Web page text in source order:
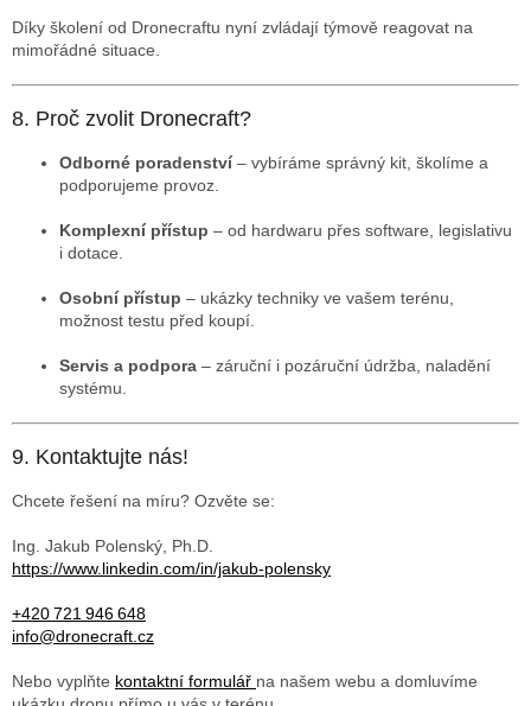
Díky školení od Dronecraftu nyní zvládají týmově reagovat na
mimořádné situace.
8. Proč zvolit Dronecraft?
Odborné poradenství– vybíráme správný kit, školíme a
podporujeme provoz.
Komplexní přístup – od hardwaru přes software, legislativu
i dotace.
Osobní přístup – ukázky techniky ve vašem terénu,
možnost testu před koupí.
Servis a podpora – záruční i pozáruční údržba, naladění
systému.
9. Kontaktujte nás!
Chcete řešení na míru? Ozvěte se:
Ing. Jakub Polenský, Ph.D.
https://www.linkedin.com/in/jakub-polensky
+420 721 946 648
info@dronecraft.cz
Nebo vyplňte kontaktní formulář na našem webu a domluvíme